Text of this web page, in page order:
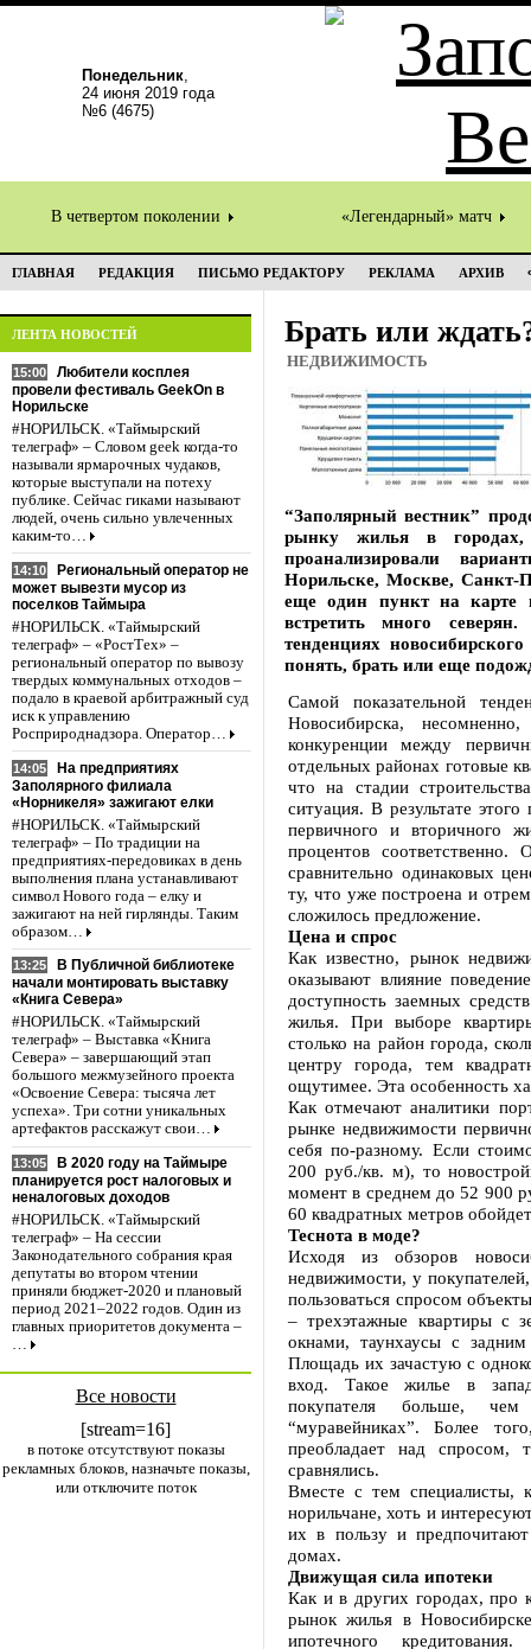
Понедельник,
24 июня 2019 года
№6 (4675)
В четвертом поколении «Легендарный» матч
ГЛАВНАЯ РЕДАКЦИЯ ПИСЬМО РЕДАКТОРУ РЕКЛАМА АРХИВ
ЛЕНТА НОВОСТЕЙ
15:00
Любители косплея
провели фестиваль GeekOn в
Норильске
#НОРИЛЬСК. «Таймырский
телеграф» – Словом geek когда-то
называли ярмарочных чудаков,
которые выступали на потеху
публике. Сейчас гиками называют
людей, очень сильно увлеченных
каким-то…
14:10
Региональный оператор не
может вывезти мусор из
поселков Таймыра
#НОРИЛЬСК. «Таймырский
телеграф» – «РостТех» –
региональный оператор по вывозу
твердых коммунальных отходов –
подало в краевой арбитражный суд
иск к управлению
Росприроднадзора. Оператор…
14:05
На предприятиях
Заполярного филиала
«Норникеля» зажигают елки
#НОРИЛЬСК. «Таймырский
телеграф» – По традиции на
предприятиях-передовиках в день
выполнения плана устанавливают
символ Нового года – елку и
зажигают на ней гирлянды. Таким
образом…
13:25
В Публичной библиотеке
начали монтировать выставку
«Книга Севера»
#НОРИЛЬСК. «Таймырский
телеграф» – Выставка «Книга
Севера» – завершающий этап
большого межмузейного проекта
«Освоение Севера: тысяча лет
успеха». Три сотни уникальных
артефактов расскажут свои…
13:05
В 2020 году на Таймыре
планируется рост налоговых и
неналоговых доходов
#НОРИЛЬСК. «Таймырский
телеграф» – На сессии
Законодательного собрания края
депутаты во втором чтении
приняли бюджет-2020 и плановый
период 2021–2022 годов. Один из
главных приоритетов документа –
…
Все новости
[stream=16]
в потоке отсутствуют показы
рекламных блоков, назначьте показы,
или отключите поток
Брать или
НЕДВИЖИМОСТЬ
“Заполярный вестник”
рынку жилья в
проанализировали
Норильске, Москве, Санкт-
еще один пункт на карте
встретить много
тенденциях
понять, брать или еще
Самой показательной
Новосибирска,
конкуренции между
отдельных районах готовые
что на стадии
ситуация. В результате
первичного и вторичного
процентов
сравнительно одинаковых
ту, что уже построена и
сложилось предложение.
Цена и спрос
Как известно, рынок
оказывают влияние
доступность заемных
жилья. При выборе
столько на район города,
центру города, тем
ощутимее. Эта особенность
Как отмечают аналитики
рынке недвижимости
себя по-разному. Если
200 руб./кв. м), то
момент в среднем до 52 900
60 квадратных метров
Теснота в моде?
Исходя из обзоров
недвижимости, у
пользоваться спросом
– трехэтажные квартиры с
окнами, таунхаусы с
Площадь их зачастую с
вход. Такое жилье в
покупателя больше, чем
“муравейниках”. Более
преобладает над спросом,
сравнялись.
Вместе с тем специалисты,
норильчане, хоть и
их в пользу и
домах.
Движущая сила ипотеки
Как и в других городах, про
рынок жилья в
ипотечного